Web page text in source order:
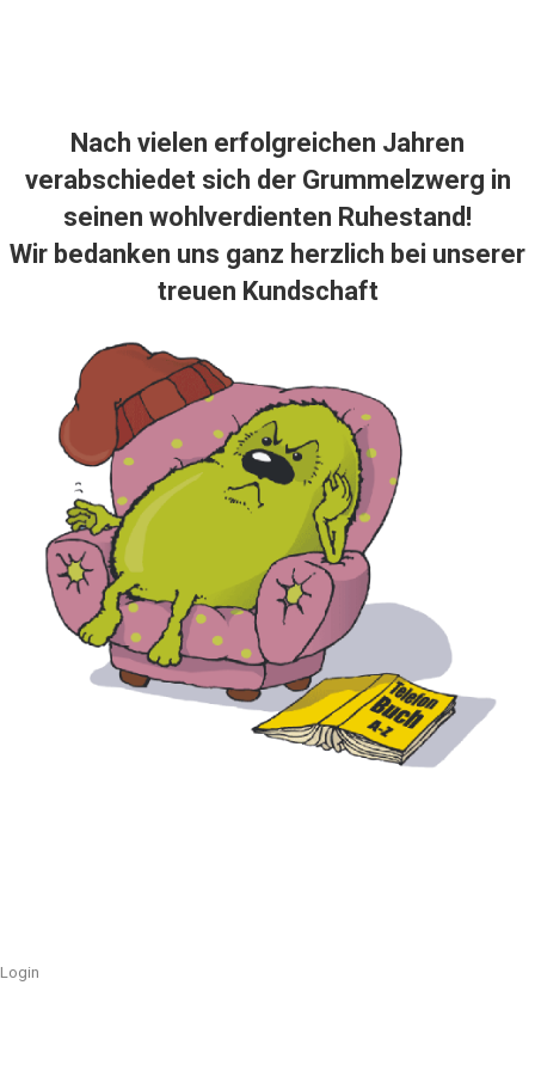
Nach vielen erfolgreichen Jahren
verabschiedet sich der Grummelzwerg in
seinen wohlverdienten Ruhestand!
Wir bedanken uns ganz herzlich bei unserer
treuen Kundschaft
Login